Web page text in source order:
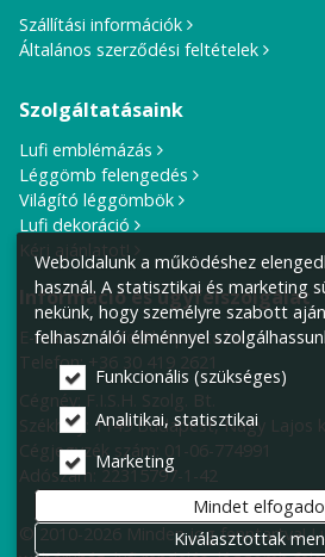
Szállítási információk
Általános szerződési feltételek
Szolgáltatásaink
Lufi emblémázás
Léggömb felengedés
Világító léggömbök
Lufi dekoráció
Kérj ajánlatot!
Információ és ügyfélszolgálat
E-mail cím:info@lufiposta.hu
Telefon:+36 30 419 2621
Cégnév: F.I.S.H. Szolg. Bt.
Székhely: 1149 Budapest, Nagy Lajos
Cégjegyzék szám: 01-06-774991
Adószám: 22315797-1-42
© 2010-2026 Minden jog fenntartva!
Weboldalunk a működéshez
használ. A statisztikai és marketing
nekünk, hogy személyre szabott
felhasználói élménnyel
Funkcionális (szükséges)
Analitikai, statisztikai
Marketing
Mindet
Kiválasztottak